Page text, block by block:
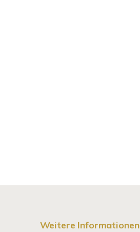
Weitere Informationen